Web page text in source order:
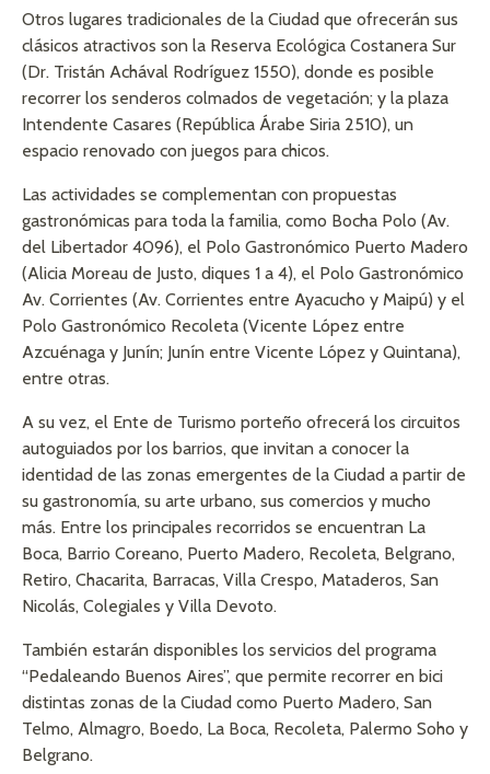
Otros lugares tradicionales de la Ciudad que ofrecerán sus
clásicos atractivos son la Reserva Ecológica Costanera Sur
(Dr. Tristán Achával Rodríguez 1550), donde es posible
recorrer los senderos colmados de vegetación; y la plaza
Intendente Casares (República Árabe Siria 2510), un
espacio renovado con juegos para chicos.
Las actividades se complementan con propuestas
gastronómicas para toda la familia, como Bocha Polo (Av.
del Libertador 4096), el Polo Gastronómico Puerto Madero
(Alicia Moreau de Justo, diques 1 a 4), el Polo Gastronómico
Av. Corrientes (Av. Corrientes entre Ayacucho y Maipú) y el
Polo Gastronómico Recoleta (Vicente López entre
Azcuénaga y Junín; Junín entre Vicente López y Quintana),
entre otras.
A su vez, el Ente de Turismo porteño ofrecerá los circuitos
autoguiados por los barrios, que invitan a conocer la
identidad de las zonas emergentes de la Ciudad a partir de
su gastronomía, su arte urbano, sus comercios y mucho
más. Entre los principales recorridos se encuentran La
Boca, Barrio Coreano, Puerto Madero, Recoleta, Belgrano,
Retiro, Chacarita, Barracas, Villa Crespo, Mataderos, San
Nicolás, Colegiales y Villa Devoto.
También estarán disponibles los servicios del programa
“Pedaleando Buenos Aires”, que permite recorrer en bici
distintas zonas de la Ciudad como Puerto Madero, San
Telmo, Almagro, Boedo, La Boca, Recoleta, Palermo Soho y
Belgrano.